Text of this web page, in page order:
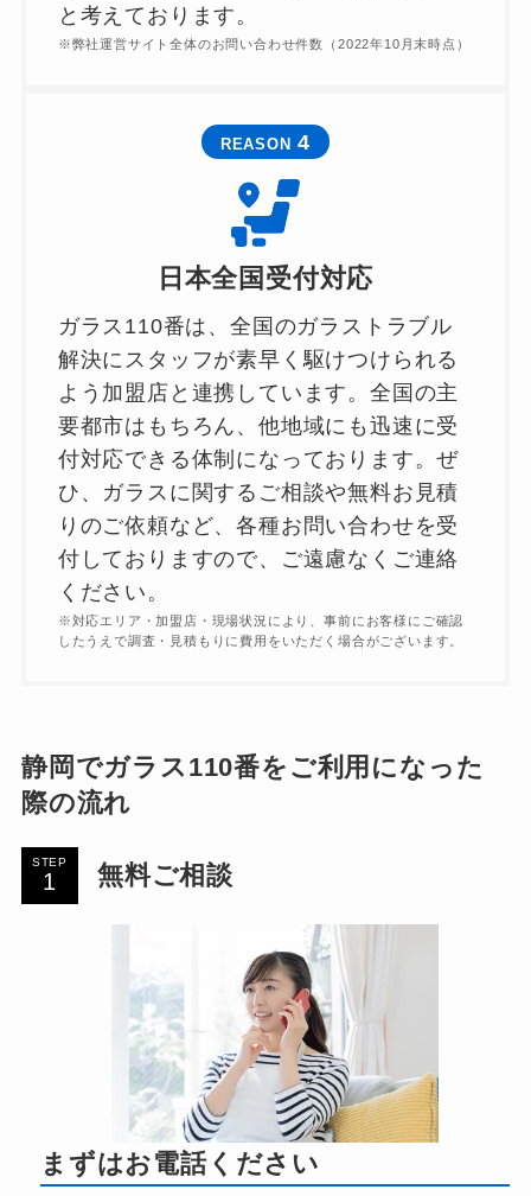
と考えております。
※弊社運営サイト全体のお問い合わせ件数（2022年10月末時点）
REASON 4
日本全国受付対応
ガラス110番は、全国のガラストラブル
解決にスタッフが素早く駆けつけられる
よう加盟店と連携しています。全国の主
要都市はもちろん、他地域にも迅速に受
付対応できる体制になっております。ぜ
ひ、ガラスに関するご相談や無料お見積
りのご依頼など、各種お問い合わせを受
付しておりますので、ご遠慮なくご連絡
ください。
※対応エリア・加盟店・現場状況により、事前にお客様にご確認
したうえで調査・見積もりに費用をいただく場合がございます。
静岡でガラス110番をご利用になった
際の流れ
STEP 無料ご相談
まずはお電話ください